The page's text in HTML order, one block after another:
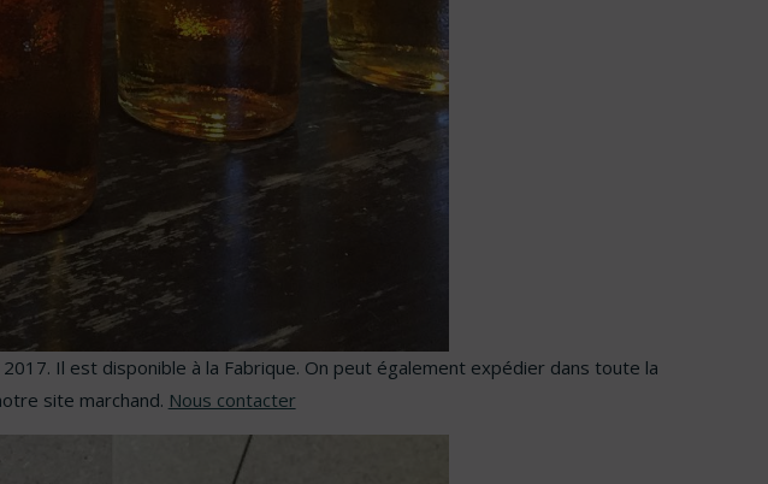
Il est disponible à la Fabrique. On peut également expédier dans toute la
site marchand. Nous contacter